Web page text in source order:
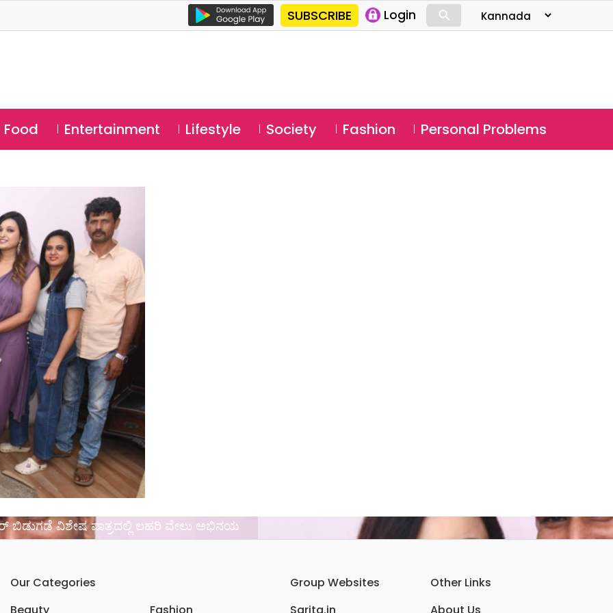
SUBSCRIBE Login ⚲
Food Entertainment Lifestyle Society Fashion Personal Problems
ಬಿಡುಗಡೆ ವಿಶೇಷ ಪಾತ್ರದಲ್ಲಿ ಲಹರಿ ವೇಲು ಅಭಿನಯ
Our Categories
Group Websites
Other Links